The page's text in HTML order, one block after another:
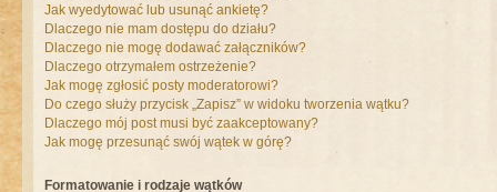
Jak wyedytować lub usunąć ankietę?
Dlaczego nie mam dostępu do działu?
Dlaczego nie mogę dodawać załączników?
Dlaczego otrzymałem ostrzeżenie?
Jak mogę zgłosić posty moderatorowi?
Do czego służy przycisk „Zapisz” w widoku tworzenia wątku?
Dlaczego mój post musi być zaakceptowany?
Jak mogę przesunąć swój wątek w górę?
Formatowanie i rodzaje wątków